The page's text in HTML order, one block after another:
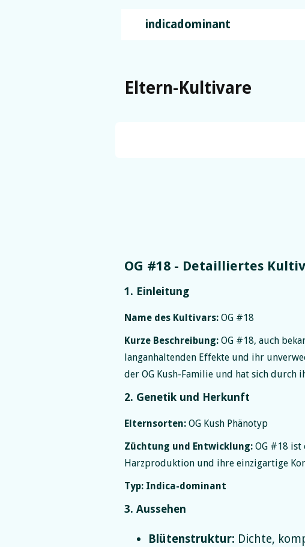
indicadominant
Eltern-Kultivare
OG #18 - Detailliertes
1. Einleitung
Name des Kultivars: OG #18
Kurze Beschreibung: OG #18, auch
langanhaltenden Effekte und ihr
der OG Kush-Familie und hat sich durch
2. Genetik und Herkunft
Elternsorten: OG Kush Phänotyp
Züchtung und Entwicklung: OG #18 ist
Harzproduktion und ihre einzigartige
Typ: Indica-dominant
3. Aussehen
Blütenstruktur: Dichte,